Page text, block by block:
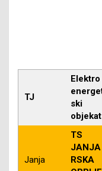
TJ
Elektro
ski
objekat
Janja
TS
JANJA
RSKA